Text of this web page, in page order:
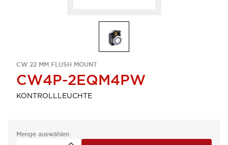
CW 22 MM FLUSH MOUNT
CW4P-2EQM4PW
KONTROLLLEUCHTE
Menge auswählen